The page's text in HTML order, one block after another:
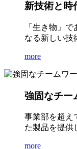
新技術と時
「生き物」
なる新しい技
more
強固なチー
事業部を超え
た製品を提供
more